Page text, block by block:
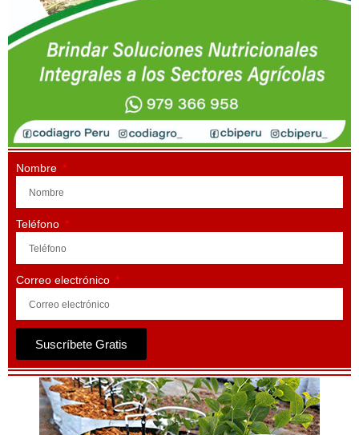
Nombre
Teléfono
Correo electrónico
Suscríbete Gratis